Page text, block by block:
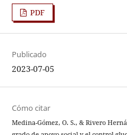
PDF
Publicado
2023-07-05
Cómo citar
Medina-Gómez, O. S., & Rivero